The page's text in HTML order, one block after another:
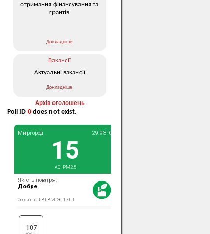
отримання фінансування та
грантів
Докладніше
Вакансії
Актуальні вакансії
Докладніше
Архів оголошень
Poll ID 0 does not exist.